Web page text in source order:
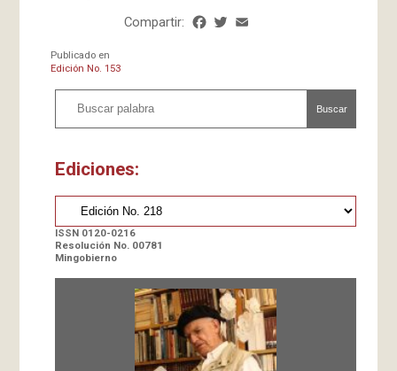
Compartir: Facebook
Twitter
Publicado en
Edición No. 153
Buscar
Ediciones:
ISSN 0120-0216
Resolución No. 00781
Mingobierno